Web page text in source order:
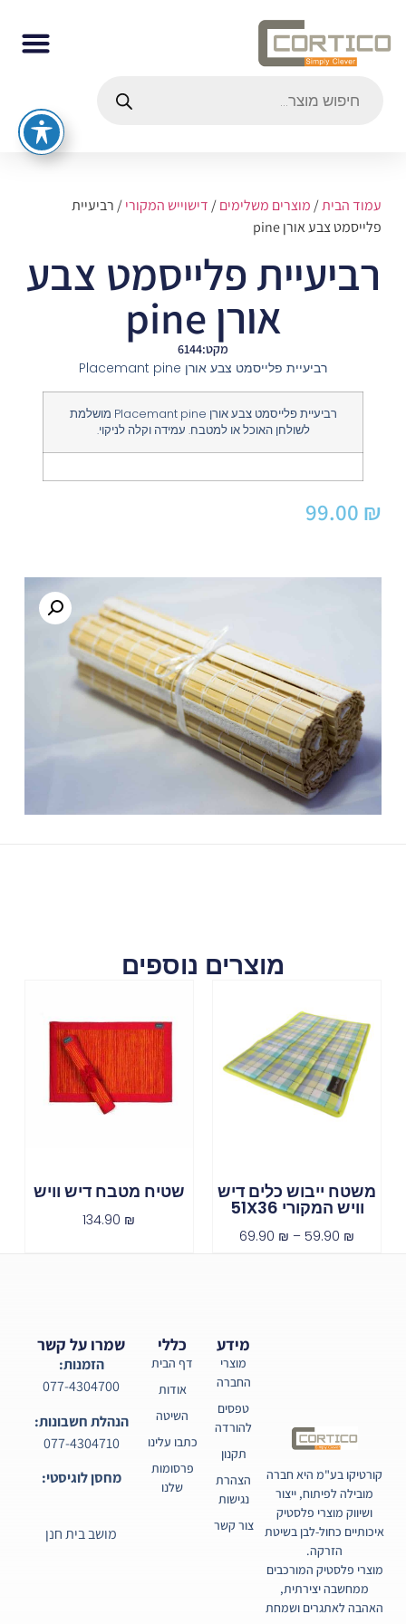
עמוד הבית/מוצרים משלימים/דישוייש המקורי/ רביעיית
פלייסמט צבע אורן pine
רביעיית פלייסמט צבע
אורן pine
מקט:6144
רביעיית פלייסמט צבע אורן Placemant pine
רביעיית פלייסמט צבע אורן Placemant pine מושלמת
לשולחן האוכל או למטבח. עמידה וקלה לניקוי.
99.00 ₪
מוצרים נוספים
משטח ייבוש כלים דיש
וויש המקורי 51X36
59.90 ₪
–
69.90 ₪
שטיח מטבח דיש וויש
134.90 ₪
קורטיקו בע"מ היא חברה
מובילה לפיתוח, ייצור
ושיווק מוצרי פלסטיק
איכותיים כחול-לבן בשיטת
הזרקה.
מוצרי פלסטיק המורכבים
ממחשבה יצירתית,
האהבה לאתגרים ושמחת
כללי
דף הבית
אודות
השיטה
כתבו עלינו
פרסומות
שלנו
מידע
מוצרי
החברה
טפסים
להורדה
תקנון
הצהרת
נגישות
צור קשר
שמרו על קשר
הזמנות:
077-4304700
הנהלת חשבונות:
077-4304710
מחסן לוגיסטי:
מושב בית חנן